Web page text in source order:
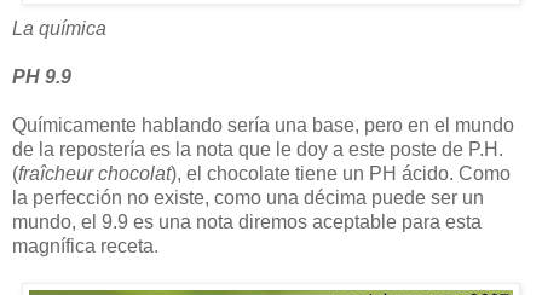
La química
PH 9.9
Químicamente hablando sería una base, pero en el mundo
de la repostería es la nota que le doy a este poste de P.H.
(fraîcheur chocolat), el chocolate tiene un PH ácido. Como
la perfección no existe, como una décima puede ser un
mundo, el 9.9 es una nota diremos aceptable para esta
magnífica receta.